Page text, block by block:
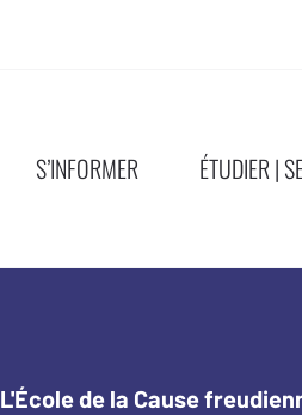
S’INFORMER ÉTUDIER |
L'École de la Cause